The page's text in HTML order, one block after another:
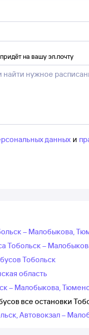
на вашу эл.почту
данных и
– Малобыкова,
Тобольск –
Тобольск
область
– Малобыкова,
все остановки
Автовокзал –